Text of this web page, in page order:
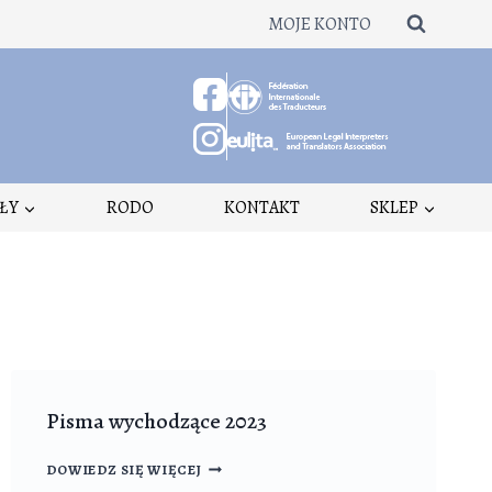
MOJE KONTO
RODO KONTAKT SKLEP
Pisma wychodzące 2023
DOWIEDZ SIĘ WIĘCEJPISMA